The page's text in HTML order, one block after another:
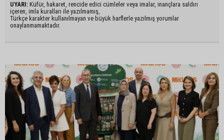
UYARI: Küfür, hakaret, rencide edici cümleler veya imalar, inançlara saldırı
içeren, imla kuralları ile yazılmamış,
Türkçe karakter kullanılmayan ve büyük harflerle yazılmış yorumlar
onaylanmamaktadır.